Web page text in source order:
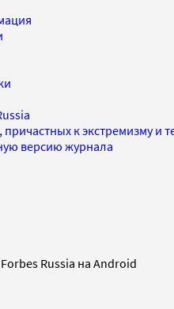
причастных к экстремизму
версию журнала
Russia на Android